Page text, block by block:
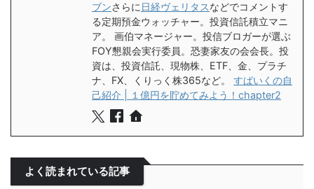
ブンさらに 日経ヴェリタスなどでコメントす
る定期預金ウォッチャー。投資信託積立マニ
ア。 画伯マネージャー。投信ブロガーが選ぶ
FOY懇親会実行委員。恐妻家友の会会長。投
資は、投資信託、現物株、ETF、金、プラチ
ナ、FX、くりっく株365など。 すぱいくの自
己紹介 | １億円を貯めてみよう！chapter2
よく読まれている記事